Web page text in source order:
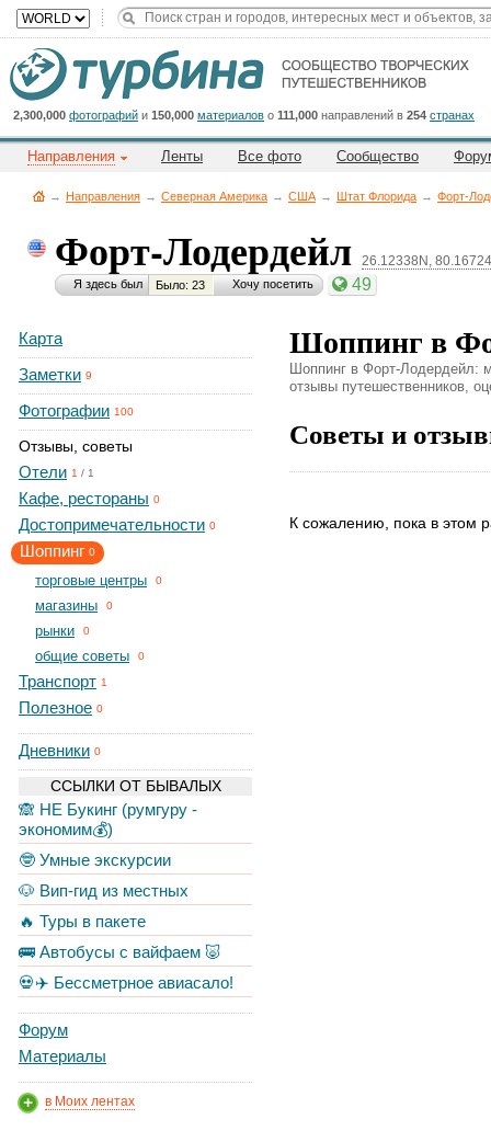
2,300,000 фотографий и 150,000 материалов о 111,000 направлений в 254 странах
Направления Ленты Все фото Сообщество
→ Направления → Северная Америка → CША → Штат Флорида → Форт-
Форт-Лодердейл 26.12338N,
Я здесь был Было: 23 Хочу посетить 49
Карта
Заметки 9
Фотографии 100
Отзывы, советы
Отели 1 / 1
Кафе, рестораны 0
Достопримечательности 0
Шоппинг 0
торговые центры 0
магазины 0
рынки 0
общие советы 0
Транспорт 1
Полезное 0
Дневники 0
ССЫЛКИ ОТ БЫВАЛЫХ
🙈 НЕ Букинг (румгуру -
экономим💰)
🤓 Умные экскурсии
🐶 Вип-гид из местных
🔥 Туры в пакете
🚌 Автобусы с вайфаем 🐷
💀✈️ Бессметрное авиасало!
Форум
Материалы
в Моих лентах
Шоппинг в
Шоппинг в Форт-Лодердейл:
отзывы путешественников,
Советы и
К сожалению, пока в этом
Cейчас
на
сайте:
Title
Button